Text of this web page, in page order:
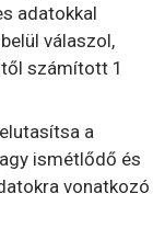
adatokkal
válaszol,
számított 1
a
ismétlődő és
vonatkozó